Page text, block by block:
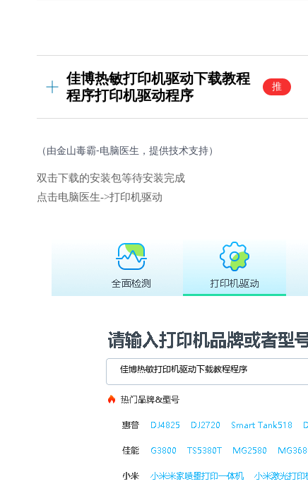
佳博热敏打印机驱动下载教程
程序打印机驱动程序
推
（由金山毒霸-电脑医生，提供技术支持）
双击下载的安装包等待安装完成
点击电脑医生->打印机驱动